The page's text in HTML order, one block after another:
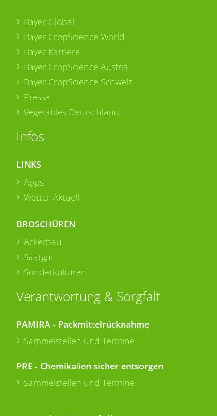
Bayer Global
Bayer CropScience World
Bayer Karriere
Bayer CropScience Austria
Bayer CropScience Schweiz
Presse
Vegetables Deutschland
Infos
LINKS
Apps
Wetter Aktuell
BROSCHÜREN
Ackerbau
Saatgut
Sonderkulturen
Verantwortung & Sorgfalt
PAMIRA - Packmittelrücknahme
Sammelstellen und Termine
PRE - Chemikalien sicher entsorgen
Sammelstellen und Termine